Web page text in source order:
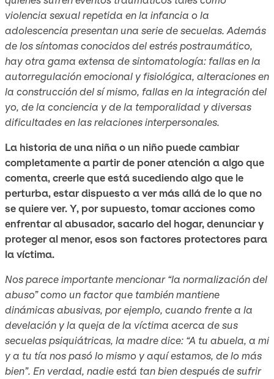
violencia sexual repetida en la infancia o la
adolescencia presentan una serie de secuelas. Además
de los síntomas conocidos del estrés postraumático,
hay otra gama extensa de sintomatología: fallas en la
autorregulación emocional y fisiológica, alteraciones en
la construcción del sí mismo, fallas en la integración del
yo, de la conciencia y de la temporalidad y diversas
dificultades en las relaciones interpersonales.
La historia de una niña o un niño puede cambiar
completamente a partir de poner atención a algo que
comenta, creerle que está sucediendo algo que le
perturba, estar dispuesto a ver más allá de lo que no
se quiere ver. Y, por supuesto, tomar acciones como
enfrentar al abusador, sacarlo del hogar, denunciar y
proteger al menor, esos son factores protectores para
la víctima.
Nos parece importante mencionar “la normalización del
abuso” como un factor que también mantiene
dinámicas abusivas, por ejemplo, cuando frente a la
develación y la queja de la víctima acerca de sus
secuelas psiquiátricas, la madre dice: “A tu abuela, a mí
y a tu tía nos pasó lo mismo y aquí estamos, de lo más
bien”. En verdad, nadie está tan bien después de sufrir